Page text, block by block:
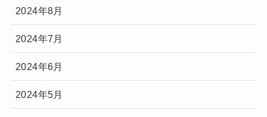
2024年8月
2024年7月
2024年6月
2024年5月